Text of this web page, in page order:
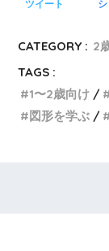
ツイート
CATEGORY : 2
TAGS :
1〜2歳向け
図形を学ぶ